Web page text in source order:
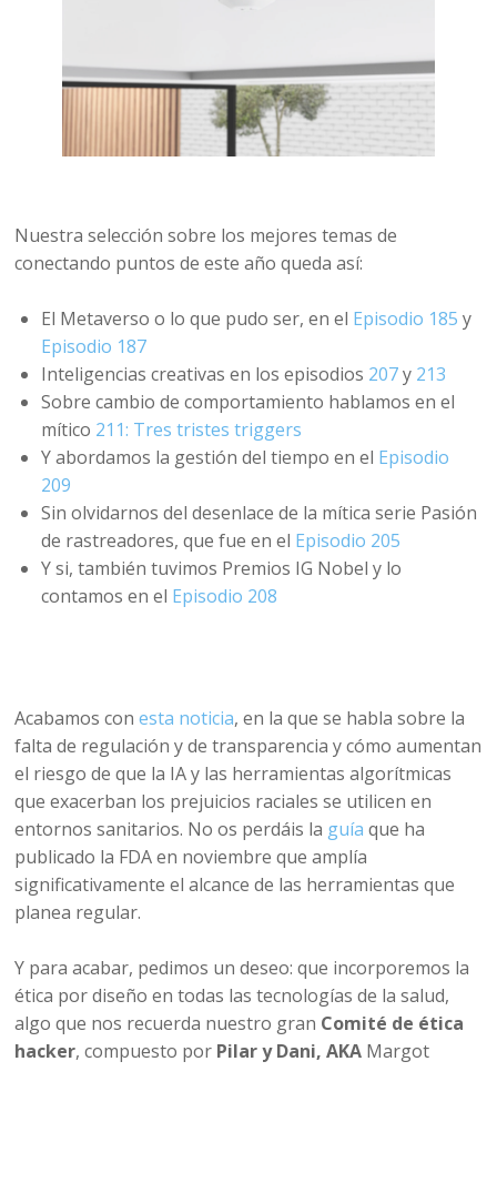
Nuestra selección sobre los mejores temas de
conectando puntos de este año queda así:
El Metaverso o lo que pudo ser, en el Episodio 185 y
Episodio 187
Inteligencias creativas en los episodios 207y 213
Sobre cambio de comportamiento hablamos en el
mítico 211: Tres tristes triggers
Y abordamos la gestión del tiempo en el Episodio
209
Sin olvidarnos del desenlace de la mítica serie Pasión
de rastreadores, que fue en el Episodio 205
Y si, también tuvimos Premios IG Nobel y lo
contamos en el Episodio 208
Acabamos conesta noticia, en la que se habla sobre la
falta de regulación y de transparencia y cómo aumentan
el riesgo de que la IA y las herramientas algorítmicas
que exacerban los prejuicios raciales se utilicen en
entornos sanitarios. No os perdáis la guía que ha
publicado la FDA en noviembre que amplía
significativamente el alcance de las herramientas que
planea regular.
Y para acabar, pedimos un deseo: que incorporemos la
ética por diseño en todas las tecnologías de la salud,
algo que nos recuerda nuestro gran Comité de ética
hacker, compuesto por Pilar y Dani, AKA Margot